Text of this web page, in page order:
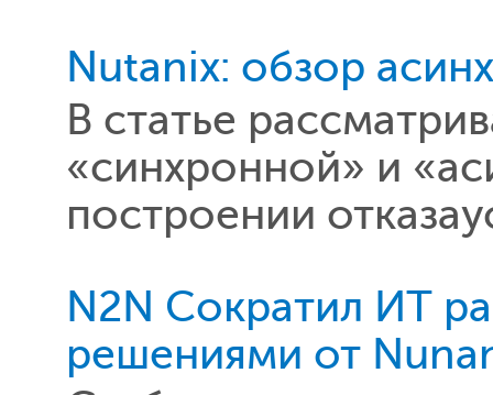
Nutanix: обзор
В статье
«синхронной» и
построении
N2N Сократил ИТ
решениями от